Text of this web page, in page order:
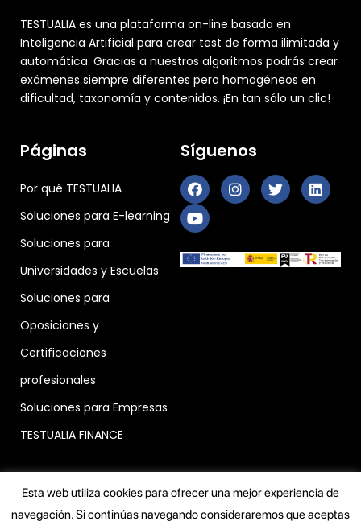
TESTUALIA es una plataforma on-line basada en
Inteligencia Artificial para crear test de forma ilimitada y
automática. Gracias a nuestros algoritmos podrás crear
exámenes siempre diferentes pero homogéneos en
dificultad, taxonomía y contenidos. ¡En tan sólo un clic!
Páginas
Por qué TESTUALIA
Soluciones para E-learning
Soluciones para
Universidades y Escuelas
Soluciones para
Oposiciones y
Certificaciones
profesionales
Soluciones para Empresas
TESTUALIA FINANCE
Síguenos
© 2023 TESTUALIA |Privacy|Cookies|Terms of use
Esta web utiliza cookies para ofrecer una mejor experiencia de
navegación. Si continúas navegando consideraremos que aceptas